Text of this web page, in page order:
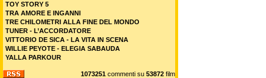
TOY STORY 5
TRA AMORE E INGANNI
TRE CHILOMETRI ALLA FINE DEL MONDO
TUNER - L’ACCORDATORE
VITTORIO DE SICA - LA VITA IN SCENA
WILLIE PEYOTE - ELEGIA SABAUDA
YALLA PARKOUR
1073251 commenti su 53872 film